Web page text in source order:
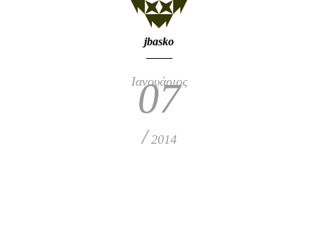
jbasko
Ιανουάριος
07
/2014